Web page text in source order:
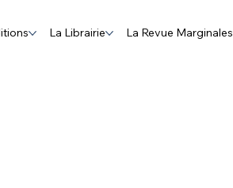
La Librairie La Revue Marginales